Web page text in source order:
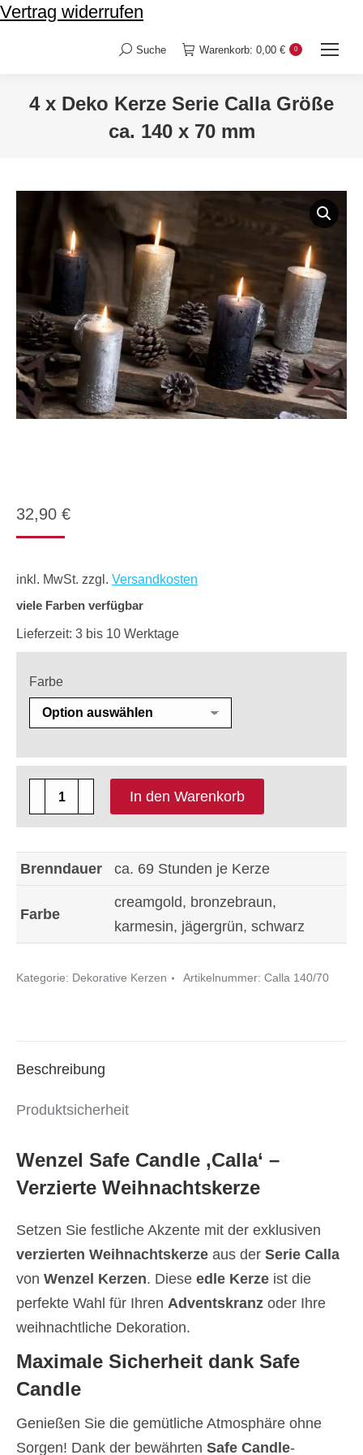
Vertrag widerrufen
Search:
Suche Warenkorb: 0,00 € 0
4 x Deko Kerze Serie Calla Größe
ca. 140 x 70 mm
32,90 €
inkl. MwSt. zzgl. Versandkosten
viele Farben verfügbar
Lieferzeit: 3 bis 10 Werktage
Farbe
x
Kerze
Calla
140
In den Warenkorb
Brenndauer ca. 69 Stunden je Kerze
Farbe
creamgold, bronzebraun,
karmesin, jägergrün, schwarz
Kategorie: Dekorative Kerzen Artikelnummer: Calla 140/70
Beschreibung
Produktsicherheit
Wenzel Safe Candle ‚Calla‘ –
Verzierte Weihnachtskerze
Setzen Sie festliche Akzente mit der exklusiven
verzierten Weihnachtskerze aus der Serie Calla
von Wenzel Kerzen. Diese edle Kerze ist die
perfekte Wahl für Ihren Adventskranz oder Ihre
weihnachtliche Dekoration.
Maximale Sicherheit dank Safe
Candle
Genießen Sie die gemütliche Atmosphäre ohne
Sorgen! Dank der bewährten Safe Candle-